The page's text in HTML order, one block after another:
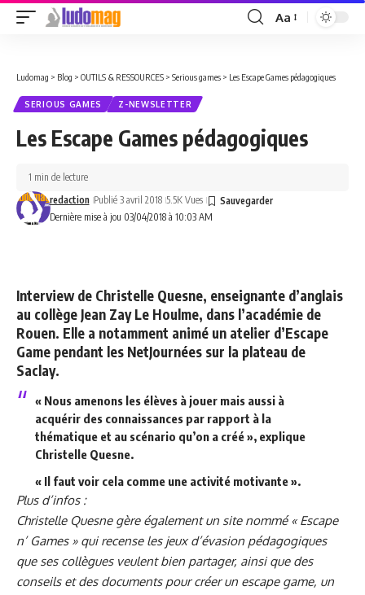
Font
Aa
Ludomag > Blog > OUTILS & RESSOURCES > Serious games > Les Escape Games pédagogiques
SERIOUS GAMES Z-NEWSLETTER
Les Escape Games pédagogiques
Dernière mise à jou 03/04/2018 à 10:03 AM
redaction Publié 3 avril 2018 5.5K Vues
1 min de lecture
Interview de Christelle Quesne, enseignante d’anglais
au collège Jean Zay Le Houlme, dans l’académie de
Rouen. Elle a notamment animé un atelier d’Escape
Game pendant les NetJournées sur la plateau de
Saclay.
« Nous amenons les élèves à jouer mais aussi à
acquérir des connaissances par rapport à la
thématique et au scénario qu’on a créé », explique
Christelle Quesne.
« Il faut voir cela comme une activité motivante ».
Plus d’infos :
Christelle Quesne gère également un site nommé « Escape
n’ Games » qui recense les jeux d’évasion pédagogiques
que ses collègues veulent bien partager, ainsi que des
conseils et des documents pour créer un escape game, un